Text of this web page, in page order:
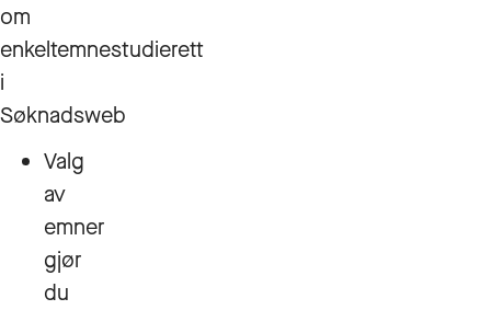
om
enkeltemnestudierett
i
Søknadsweb
Valg
av
emner
gjør
du